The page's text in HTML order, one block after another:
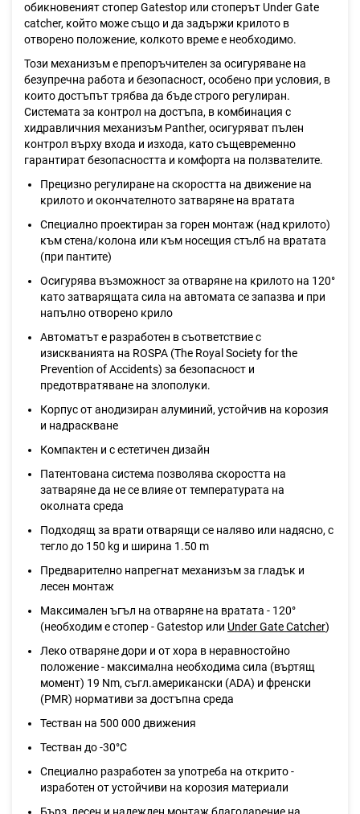
обикновеният стопер Gatestop или стоперът Under Gate
catcher, който може също и да задържи крилото в
отворено положение, колкото време е необходимо.
Този механизъм е препоръчителен за осигуряване на
безупречна работа и безопасност, особено при условия, в
които достъпът трябва да бъде строго регулиран.
Системата за контрол на достъпа, в комбинация с
хидравличния механизъм Panther, осигуряват пълен
контрол върху входа и изхода, като същевременно
гарантират безопасността и комфорта на ползвателите.
Прецизно регулиране на скоростта на движение на
крилото и окончателното затваряне на вратата
Специално проектиран за горен монтаж (над крилото)
към стена/колона или към носещия стълб на вратата
(при пантите)
Осигурява възможност за отваряне на крилото на 120°
като затварящата сила на автомата се запазва и при
напълно отворено крило
Автоматът е разработен в съответствие с
изискванията на ROSPA (The Royal Society for the
Prevention of Accidents) за безопасност и
предотвратяване на злополуки.
Корпус от анодизиран алуминий, устойчив на корозия
и надраскване
Компактен и с естетичен дизайн
Патентована система позволява скоростта на
затваряне да не се влияе от температурата на
околната среда
Подходящ за врати отварящи се наляво или надясно, с
тегло до 150 kg и ширина 1.50 m
Предварително напрегнат механизъм за гладък и
лесен монтаж
Максимален ъгъл на отваряне на вратата - 120°
(необходим е стопер - Gatestop или Under Gate Catcher)
Леко отваряне дори и от хора в неравностойно
положение - максимална необходима сила (въртящ
момент) 19 Nm, съгл.американски (ADA) и френски
(PMR) нормативи за достъпна среда
Тестван на 500 000 движения
Тестван до -30°C
Специално разработен за употреба на открито -
изработен от устойчиви на корозия материали